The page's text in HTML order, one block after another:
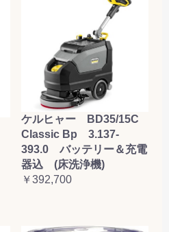
ケルヒャー BD35/15C
Classic Bp 3.137-
393.0 バッテリー＆充電
器込 (床洗浄機)
￥392,700